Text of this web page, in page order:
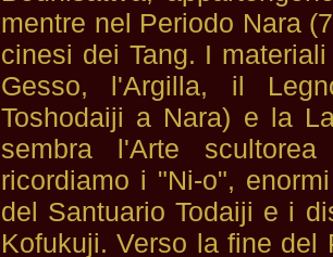
mentre nel Periodo Nara
cinesi dei Tang. I
Gesso, l'Argilla, il
Toshodaiji a Nara) e la
sembra l'Arte
ricordiamo i "Ni-o",
del Santuario Todaiji e i
Kofukuji. Verso la fine del